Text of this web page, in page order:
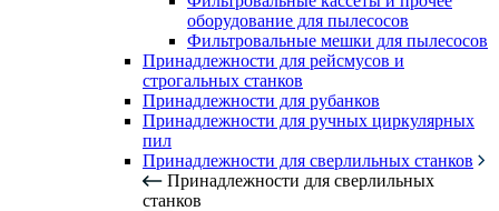
оборудование для пылесосов
Фильтровальные мешки для пылесосов
Принадлежности для рейсмусов и
строгальных станков
Принадлежности для рубанков
Принадлежности для ручных циркулярных
пил
Принадлежности для сверлильных станков
Принадлежности для сверлильных
станков